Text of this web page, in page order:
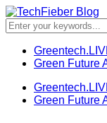
Green Future
Green Future